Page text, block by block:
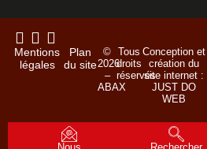
©
2026
–
ABAX
Tous
droits
réservés
Conception et
création du
site internet :
JUST DO
WEB
Mentions
légales
Plan
du site